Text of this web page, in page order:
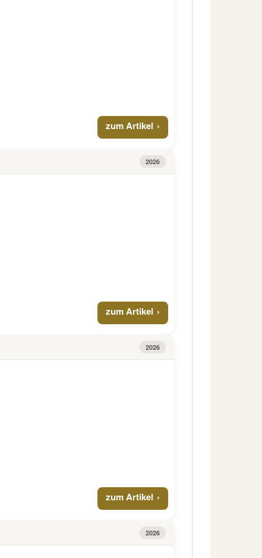
zum Artikel
2026
zum Artikel
2026
zum Artikel
2026